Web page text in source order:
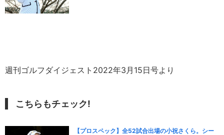
週刊ゴルフダイジェスト2022年3月15日号より
こちらもチェック!
【プロスペック】全52試合出場の小祝さくら。シー